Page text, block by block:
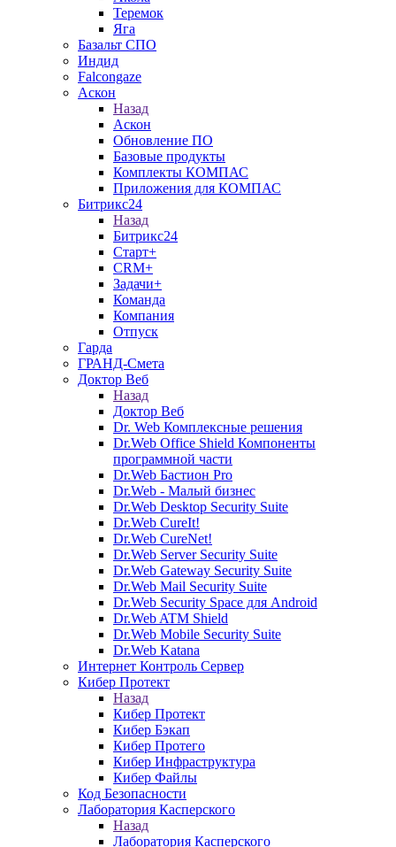
Теремок
Яга
Базальт СПО
Индид
Falcongaze
Аскон
Назад
Аскон
Обновление ПО
Базовые продукты
Комплекты КОМПАС
Приложения для КОМПАС
Битрикс24
Назад
Битрикс24
Старт+
CRM+
Задачи+
Команда
Компания
Отпуск
Гарда
ГРАНД-Смета
Доктор Веб
Назад
Доктор Веб
Dr. Web Комплексные решения
Dr.Web Office Shield Компоненты
программной части
Dr.Web Бастион Pro
Dr.Web - Малый бизнес
Dr.Web Desktop Security Suite
Dr.Web CureIt!
Dr.Web CureNet!
Dr.Web Server Security Suite
Dr.Web Gateway Security Suite
Dr.Web Mail Security Suite
Dr.Web Security Space для Android
Dr.Web ATM Shield
Dr.Web Mobile Security Suite
Dr.Web Katana
Интернет Контроль Сервер
Кибер Протект
Назад
Кибер Протект
Кибер Бэкап
Кибер Протего
Кибер Инфраструктура
Кибер Файлы
Код Безопасности
Лаборатория Касперского
Назад
Лаборатория Касперского